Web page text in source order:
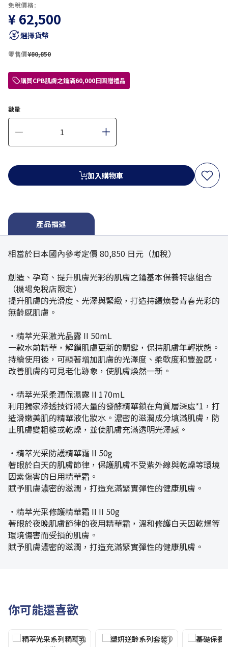
免稅價格:
¥ 62,500
選擇貨幣
零售價¥80,850
購買CPB肌膚之鑰滿60,000日圓贈禮品
數量
加入購物車
產品描述
相當於日本國內參考定價 80,850 日元（加稅）
創造、孕育、提升肌膚光彩的肌膚之鑰基本保養特惠組合
（機場免稅店限定）
提升肌膚的光滑度、光澤與緊緻，打造持續煥發青春光彩的
無齡感肌膚。
・精萃光采激光晶露 II 50mL
一款水前精華，解鎖肌膚更新的關鍵，保持肌膚年輕狀態。
持續使用後，可顯著增加肌膚的光澤度、柔軟度和豐盈感，
改善肌膚的可見老化跡象，使肌膚煥然一新。
・精萃光采柔潤保濕露 II 170mL
利用獨家滲透技術將大量的發酵精華鎖在角質層深處*1，打
造滑嫩美肌的精華液化妝水。濃密的滋潤成分填滿肌膚，防
止肌膚變粗糙或乾燥，並使肌膚充滿透明光澤感。
・精萃光采防護精華霜 II 50g
著眼於白天的肌膚節律，保護肌膚不受紫外線與乾燥等環境
因素傷害的日用精華霜。
賦予肌膚濃密的滋潤，打造充滿緊實彈性的健康肌膚。
・精萃光采修護精華霜 II II 50g
著眼於夜晚肌膚節律的夜用精華霜，溫和修護白天因乾燥等
環境傷害而受損的肌膚。
賦予肌膚濃密的滋潤，打造充滿緊實彈性的健康肌膚。
你可能還喜歡